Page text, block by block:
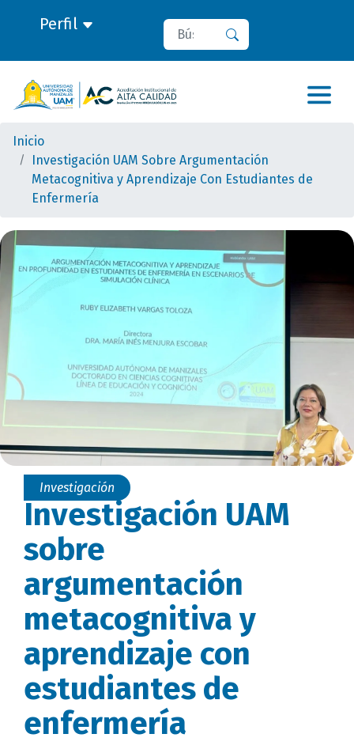
Perfil Buscar
Inicio
Investigación UAM Sobre Argumentación
Metacognitiva y Aprendizaje Con Estudiantes de
Enfermería
Investigación
Investigación UAM
sobre
argumentación
metacognitiva y
aprendizaje con
estudiantes de
enfermería